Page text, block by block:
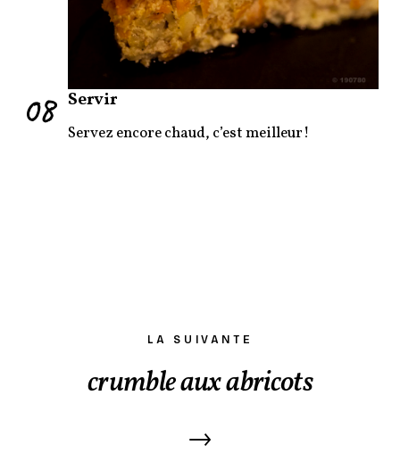
08 Servir
Servez encore chaud, c’est meilleur!
LA SUIVANTE
crumble aux abricots
→